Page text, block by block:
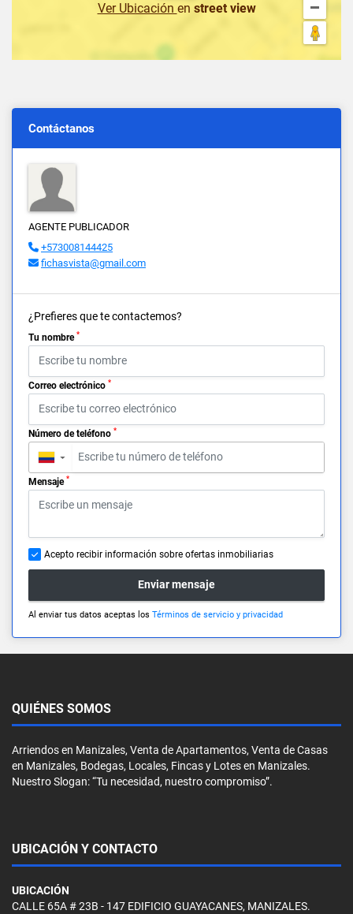
Ver Ubicación en street view
Contáctanos
AGENTE PUBLICADOR
+573008144425
fichasvista@gmail.com
¿Prefieres que te contactemos?
Tu nombre *
Correo electrónico *
Número de teléfono *
▼
Mensaje *
Acepto recibir información sobre ofertas inmobiliarias
Enviar mensaje
Al enviar tus datos aceptas los Términos de servicio y privacidad
QUIÉNES SOMOS
Arriendos en Manizales, Venta de Apartamentos, Venta de Casas
en Manizales, Bodegas, Locales, Fincas y Lotes en Manizales.
Nuestro Slogan: “Tu necesidad, nuestro compromiso”.
UBICACIÓN Y CONTACTO
UBICACIÓN
CALLE 65A # 23B - 147 EDIFICIO GUAYACANES, MANIZALES.